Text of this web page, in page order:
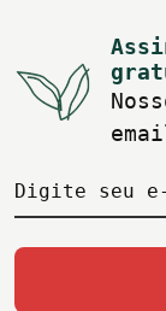
Digite seu